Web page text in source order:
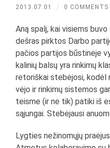
2013.07.01 / 0 COMMENTS
Aną spalį, kai visiems
dešras pirktos Darbo
pačios partijos būstinėje
kalinių balsų yra rinkimų
retoriškai stebėjosi, kodėl
vėjo ir rinkimų sistemos
teisme (ir ne tik) patiki iš
sąjungai. Stebėjausi
Lygties nežinomųjų